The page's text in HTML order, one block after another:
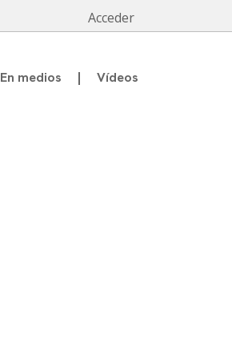
Acceder
En medios Vídeos